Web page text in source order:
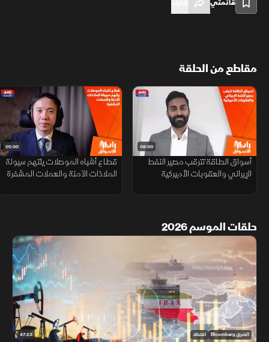
قائمتي
مقاطع من الحلقة
08:00
أسواق الطاقة تترقب مصير النفط
الإيراني والعقوبات الأميركية
05:00
قطاع أشباه الموصلات يلتهم سيولة
الملاذات الآمنة والعملات المشفرة
حلقات الموسم 2026
47:23 الشرق Bloomberg اقتصاد